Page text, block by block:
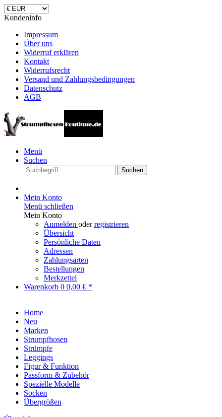
Kundeninfo
Impressum
Über uns
Widerruf erklären
Kontakt
Widerrufsrecht
Versand und Zahlungsbedingungen
Datenschutz
AGB
Menü
Suchen
Suchen
Mein Konto
Menü schließen
Mein Konto
Anmelden oderregistrieren
Übersicht
Persönliche Daten
Adressen
Zahlungsarten
Bestellungen
Merkzettel
Warenkorb 0 0,00 € *
Home
Neu
Marken
Strumpfhosen
Strümpfe
Leggings
Figur & Funktion
Passform & Zubehör
Spezielle Modelle
Socken
Übergrößen